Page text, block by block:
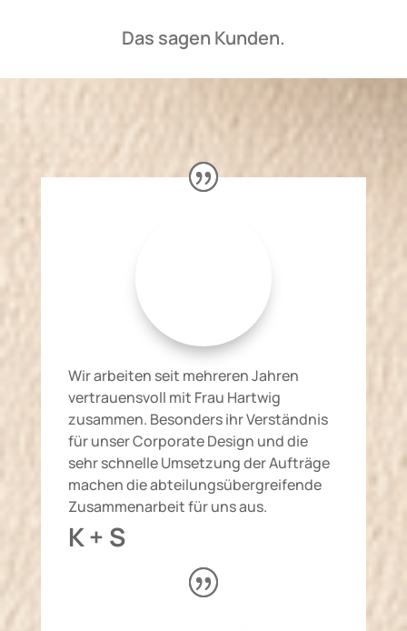
Das sagen Kunden.
Wir arbeiten seit mehreren Jahren
vertrauensvoll mit Frau Hartwig
zusammen. Besonders ihr Verständnis
für unser Corporate Design und die
sehr schnelle Umsetzung der Aufträge
machen die abteilungsübergreifende
Zusammenarbeit für uns aus.
K + S